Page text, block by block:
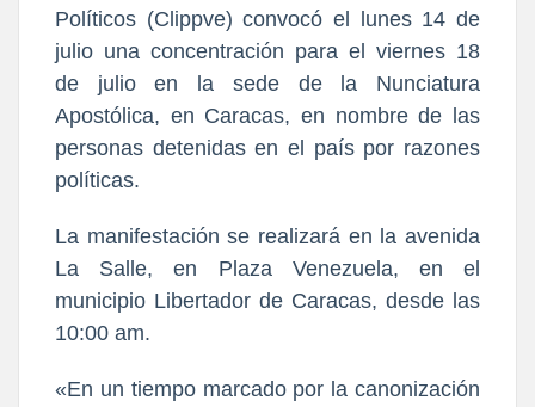
Políticos (Clippve) convocó el lunes 14 de
julio una concentración para el viernes 18
de julio en la sede de la Nunciatura
Apostólica, en Caracas, en nombre de las
personas detenidas en el país por razones
políticas.
La manifestación se realizará en la avenida
La Salle, en Plaza Venezuela, en el
municipio Libertador de Caracas, desde las
10:00 am.
«En un tiempo marcado por la canonización